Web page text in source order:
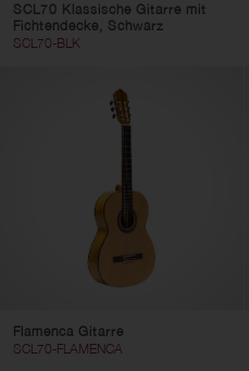
SCL70 Klassische Gitarre mit
Fichtendecke, Schwarz
SCL70-BLK
Flamenca Gitarre
SCL70-FLAMENCA